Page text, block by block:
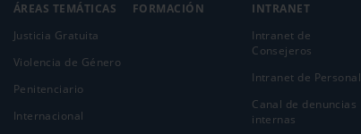
ÁREAS TEMÁTICAS
Justicia Gratuita
Violencia de Género
Penitenciario
Internacional
FORMACIÓN
INTRANET
Intranet de
Consejeros
Intranet de Personal
Canal de denuncias
internas